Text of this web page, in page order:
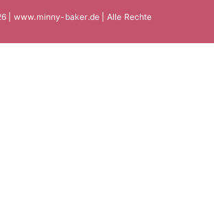
| www.minny-baker.de | Alle Rechte